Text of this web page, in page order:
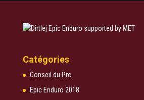
Catégories
Conseil du Pro
Epic Enduro 2018